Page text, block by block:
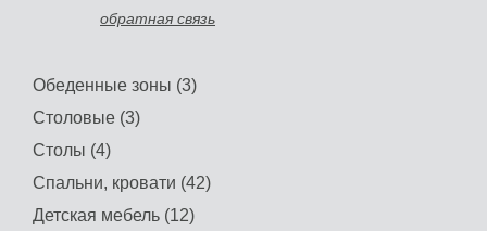
обратная связь
Обеденные зоны (3)
Столовые (3)
Столы (4)
Спальни, кровати (42)
Детская мебель (12)